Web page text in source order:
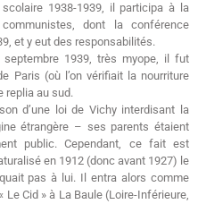
1938-1939, il participa à la
dont la conférence
et y eut des responsabilités.
1939, très myope, il fut
Paris (où l’on vérifiait la nourriture
replia au sud.
d’une loi de Vichy interdisant la
étrangère – ses parents étaient
public. Cependant, ce fait est
en 1912 (donc avant 1927) le
pas à lui. Il entra alors comme
Cid » à La Baule (Loire-Inférieure,